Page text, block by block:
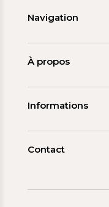
Navigation
À propos
Informations
Contact